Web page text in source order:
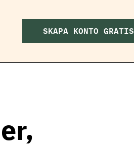
SKAPA KONTO GRATIS